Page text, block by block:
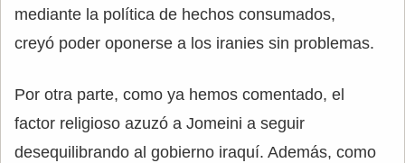
mediante la política de hechos consumados,
creyó poder oponerse a los iranies sin problemas.
Por otra parte, como ya hemos comentado, el
factor religioso azuzó a Jomeini a seguir
desequilibrando al gobierno iraquí. Además, como